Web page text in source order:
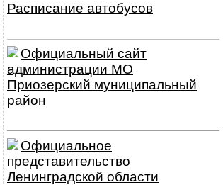
Расписание автобусов
Официальный сайт
администрации МО
Приозерский муниципальный
район
Официальное
представительство
Ленинградской области